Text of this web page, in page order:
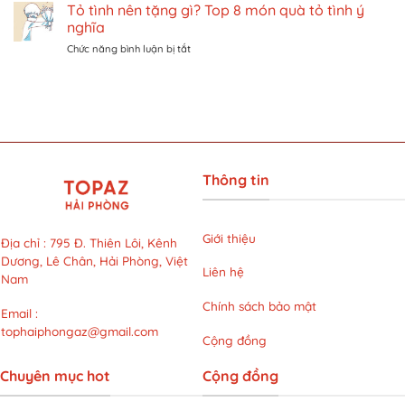
ở
Traveloka
Khám
trình
giá
Clinic
pháp
thể
động
giới
văn
phòng
rộn
Tỏ tình nên tặng gì? Top 8 món quà tỏ tình ý
nghĩa
Chức năng bình luận bị tắtở
Top
quà
nghĩa
Địa chỉ : 795 Đ. Thiên Lôi, Kênh
Dương, Lê Chân, Hải Phòng, Việt
Nam
Email :
tophaiphongaz@gmail.com
Thông tin
Giới thiệu
Liên hệ
Chính sách bảo mật
Cộng đồng
Chuyên mục hot Cộng đồng